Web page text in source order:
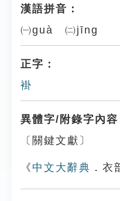
漢語拼音：
㈠guà ㈡jīng
正字：
褂
異體字/附錄字內容
〔關鍵文獻〕
《 中文大辭典 ．衣